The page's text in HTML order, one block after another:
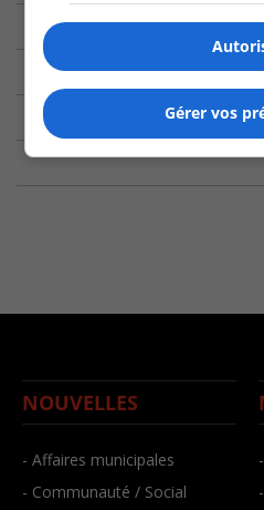
NOUVELLES
- Affaires municipales
- Communauté / Social
Gérer vos